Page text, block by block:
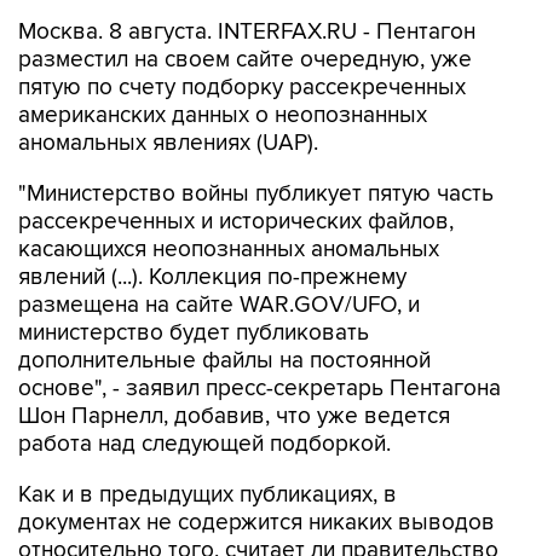
Москва. 8 августа. INTERFAX.RU - Пентагон
разместил на своем сайте очередную, уже
пятую по счету подборку рассекреченных
американских данных о неопознанных
аномальных явлениях (UAP).
"Министерство войны публикует пятую часть
рассекреченных и исторических файлов,
касающихся неопознанных аномальных
явлений (...). Коллекция по-прежнему
размещена на сайте WAR.GOV/UFO, и
министерство будет публиковать
дополнительные файлы на постоянной
основе", - заявил пресс-секретарь Пентагона
Шон Парнелл, добавив, что уже ведется
работа над следующей подборкой.
Как и в предыдущих публикациях, в
документах не содержится никаких выводов